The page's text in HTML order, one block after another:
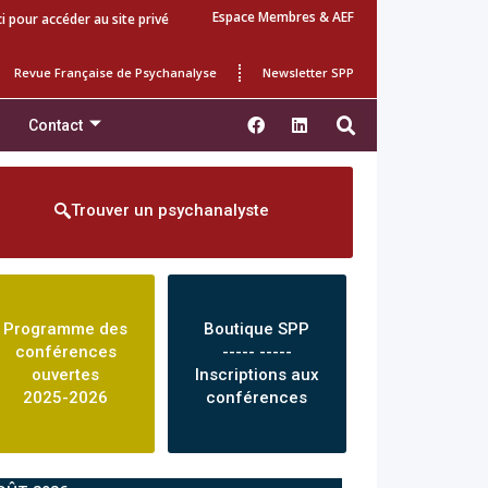
pour accéder au site privé Espace Membres & AEF
Revue Française de Psychanalyse Newsletter SPP
Contact
Trouver un psychanalyste
Programme des
conférences
ouvertes
2025-2026
Boutique SPP
----- -----
Inscriptions aux
conférences